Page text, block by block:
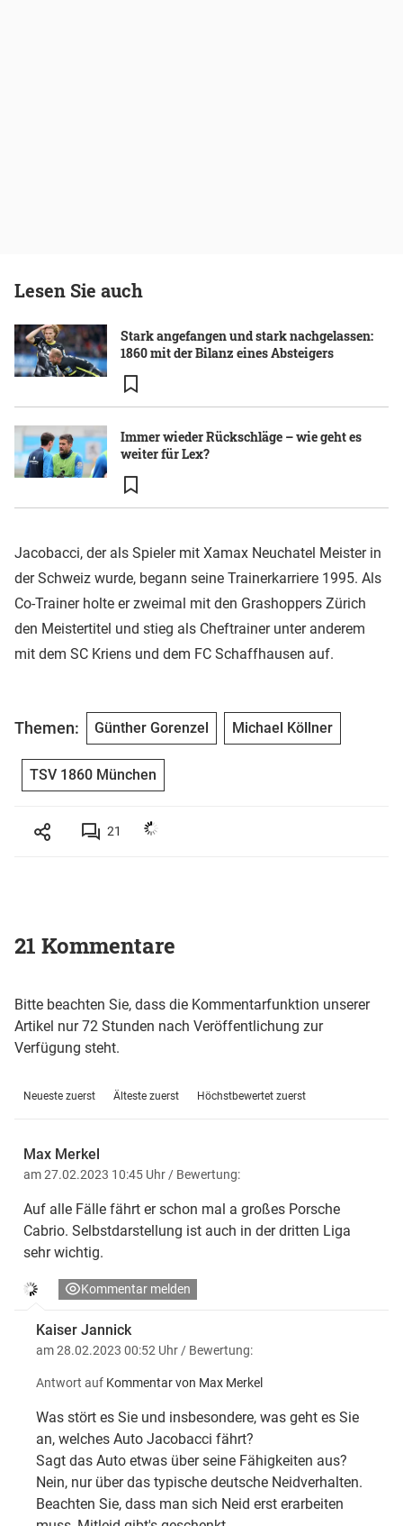
Lesen Sie auch
Stark angefangen und stark nachgelassen:
1860 mit der Bilanz eines Absteigers
Immer wieder Rückschläge – wie geht es
weiter für Lex?
Jacobacci, der als Spieler mit Xamax Neuchatel Meister in
der Schweiz wurde, begann seine Trainerkarriere 1995. Als
Co-Trainer holte er zweimal mit den Grashoppers Zürich
den Meistertitel und stieg als Cheftrainer unter anderem
mit dem SC Kriens und dem FC Schaffhausen auf.
Themen: Günther Gorenzel Michael Köllner
TSV 1860 München
21
21 Kommentare
Bitte beachten Sie, dass die Kommentarfunktion unserer
Artikel nur 72 Stunden nach Veröffentlichung zur
Verfügung steht.
Neueste zuerst Älteste zuerst Höchstbewertet zuerst
Max Merkel
am 27.02.2023 10:45 Uhr / Bewertung:
Auf alle Fälle fährt er schon mal a großes Porsche
Cabrio. Selbstdarstellung ist auch in der dritten Liga
sehr wichtig.
Kommentar melden
Kaiser Jannick
am 28.02.2023 00:52 Uhr / Bewertung:
Antwort auf Kommentar von Max Merkel
Was stört es Sie und insbesondere, was geht es Sie
an, welches Auto Jacobacci fährt?
Sagt das Auto etwas über seine Fähigkeiten aus?
Nein, nur über das typische deutsche Neidverhalten.
Beachten Sie, dass man sich Neid erst erarbeiten